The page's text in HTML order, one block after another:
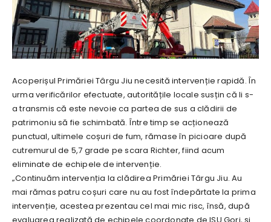
Acoperișul Primăriei Târgu Jiu necesită intervenție rapidă. În
urma verificărilor efectuate, autoritățile locale susțin că li s-
a transmis că este nevoie ca partea de sus a clădirii de
patrimoniu să fie schimbată. Între timp se acționează
punctual, ultimele coșuri de fum, rămase în picioare după
cutremurul de 5,7 grade pe scara Richter, fiind acum
eliminate de echipele de intervenție.
„Continuăm intervenția la clădirea Primăriei Târgu Jiu. Au
mai rămas patru coșuri care nu au fost îndepărtate la prima
intervenție, acestea prezentau cel mai mic risc, însă, după